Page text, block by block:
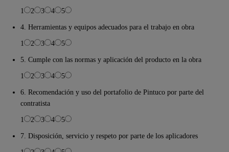
1
2 3 4
5
4. Herramientas y equipos adecuados para el trabajo en obra
1
2 3 4
5
5. Cumple con las normas y aplicación del producto en la obra
1
2 3 4
5
6. Recomendación y uso del portafolio de Pintuco por parte del
contratista
1
2 3 4
5
7. Disposición, servicio y respeto por parte de los aplicadores